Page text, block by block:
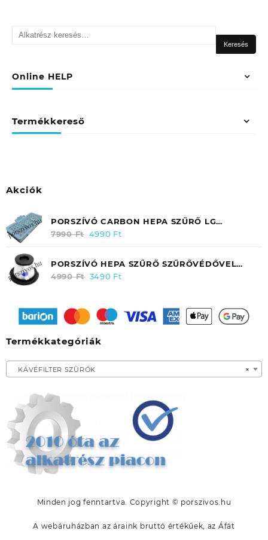
Keresés
Keresés
Online HELP
Termékkereső
Akciók
PORSZÍVÓ CARBON HEPA SZŰRŐ LG
ELECTRONICS VC 9062CV (KIMENETI)
7990Ft Original
was:
4990 FtCurrent
PORSZÍVÓ HEPA SZŰRŐ SZŰRŐVÉDŐVEL
HAUSMEISTER HM 2061 / MOOSOO K17
4990Ft Original
4990 Ft.
3490 FtCurrent
3490 Ft.
Termékkategóriák
×
KÁVÉFILTER SZŰRŐK
Minden jog fenntartva. Copyright © porszivos.hu
A webáruházban az áraink bruttó értékűek, az Áfát